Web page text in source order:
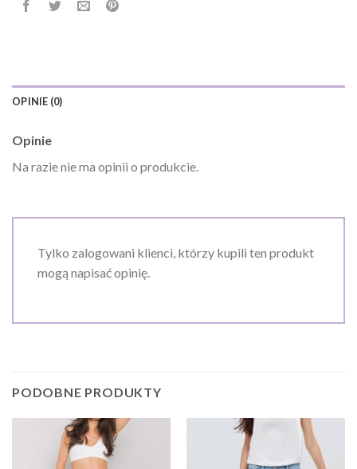
OPINIE (0)
Opinie
Na razie nie ma opinii o produkcie.
Tylko zalogowani klienci, którzy kupili ten produkt
mogą napisać opinię.
PODOBNE PRODUKTY